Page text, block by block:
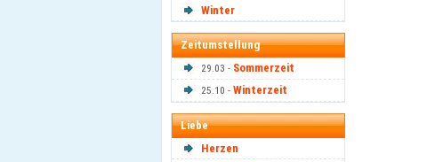
Winter
Zeitumstellung
29.03 - Sommerzeit
25.10 - Winterzeit
Liebe
Herzen